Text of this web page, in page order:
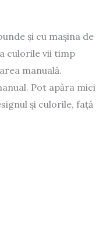
și cu mașina de
culorile vii timp
manuală.
Pot apăra mici
și culorile, față